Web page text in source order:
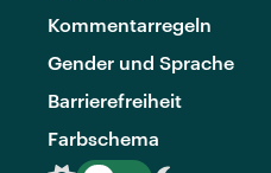
Kommentarregeln
Gender und Sprache
Barrierefreiheit
Farbschema